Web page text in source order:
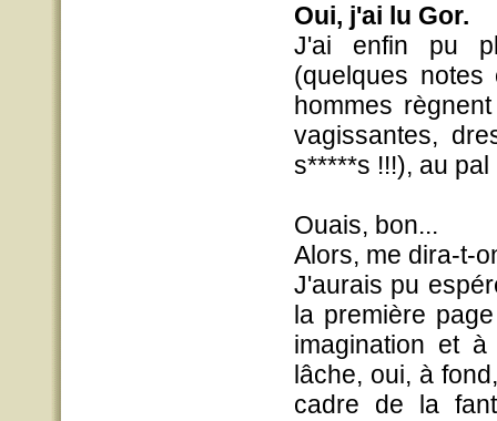
Oui, j'ai lu Gor.
J'ai enfin pu
(quelques
hommes
vagissantes,
s*****s !!!), au
Ouais, bon...
Alors, me dira-t-
J'aurais pu
la première
imagination et
lâche, oui, à
cadre de la